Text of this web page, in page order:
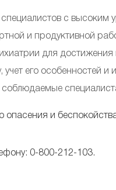
с высоким
и продуктивной
для достижения
его особенностей и
опасения и
0-800-212-103.